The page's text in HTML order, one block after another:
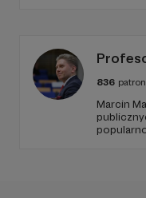
836
Marcin